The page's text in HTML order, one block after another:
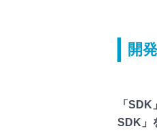
開
「SDK」
SDK」